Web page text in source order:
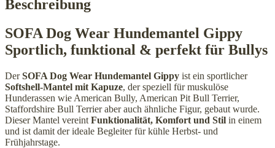
Beschreibung
SOFA Dog Wear Hundemantel Gippy
Sportlich, funktional & perfekt für Bullys
DerSOFA Dog Wear Hundemantel Gippy ist ein sportlicher
Softshell-Mantel mit Kapuze, der speziell für muskulöse
Hunderassen wie American Bully, American Pit Bull Terrier,
Staffordshire Bull Terrier aber auch ähnliche Figur, gebaut wurde.
Dieser Mantel vereint Funktionalität, Komfort und Stil in einem
und ist damit der ideale Begleiter für kühle Herbst- und
Frühjahrstage.